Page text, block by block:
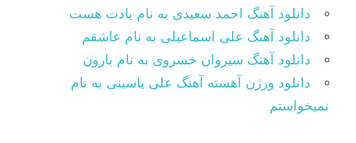
دانلود آهنگ احمد سعیدی به نام یادت هست
دانلود آهنگ علی اسماعیلی به نام عاشقم
دانلود آهنگ سیروان خسروی به نام بارون
دانلود ورژن آهسته آهنگ علی یاسینی به نام
نمیخواستم